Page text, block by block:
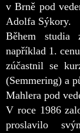
v Brně pod
Adolfa Sýkory.
Během studia
například 1.
zúčastnil se
(Semmering) a
Mahlera pod
V roce 1986
proslavilo